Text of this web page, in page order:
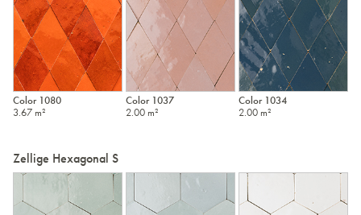
Color 1080
3.67 m²
Color 1037
2.00 m²
Color 1034
2.00 m²
Zellige Hexagonal S